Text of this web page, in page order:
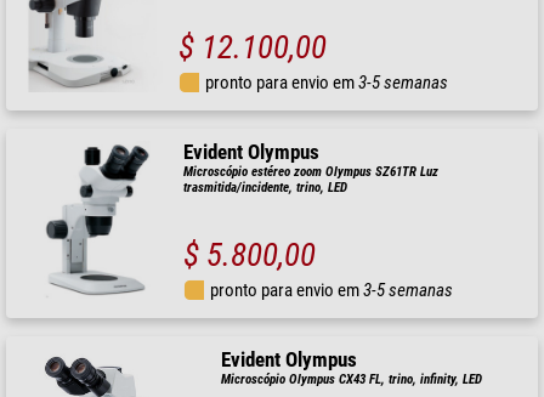
$ 12.100,00
pronto para envio em3-5 semanas
Evident Olympus
Microscópio estéreo zoom Olympus SZ61TR Luz
trasmitida/incidente, trino, LED
$ 5.800,00
pronto para envio em3-5 semanas
Evident Olympus
Microscópio Olympus CX43 FL, trino, infinity, LED